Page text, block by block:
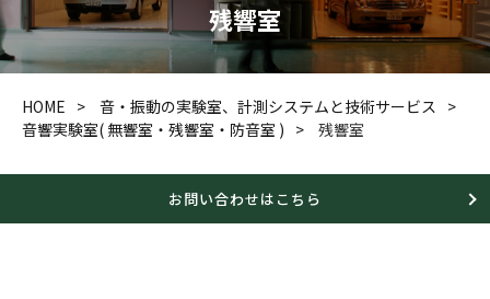
残響室
HOME
音・振動の実験室、計測システムと技術サービス
音響実験室( 無響室・残響室・防音室 )
残響室
お問い合わせはこちら